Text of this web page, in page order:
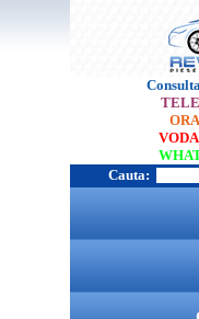
Cauta: